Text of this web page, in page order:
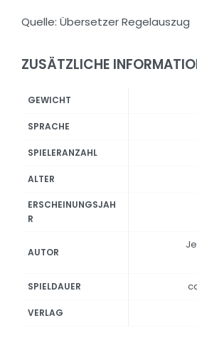
Quelle: Übersetzer Regelauszug
ZUSÄTZLICHE
GEWICHT
SPRACHE
SPIELERANZAHL
ALTER
ERSCHEINUNGSJAH
R
AUTOR
SPIELDAUER
VERLAG